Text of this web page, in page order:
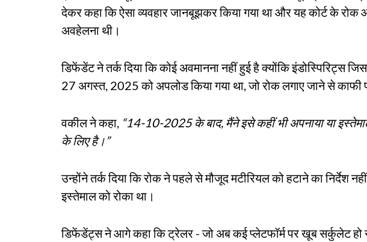
देकर कहा कि ऐसा व्यवहार जानबूझकर किया गया था और यह कोर्ट के
अवहेलना थी।
डिफेंडेंट ने तर्क दिया कि कोई अवमानना ​​नहीं हुई है क्योंकि इंडोस्पिरिट्स
27 अगस्त, 2025 को अपलोड किया गया था, जो रोक लगाए जाने से काफी
वकील ने कहा, “14-10-2025 के बाद, मैंने इसे कहीं भी अपनाया या
के लिए है।”
उन्होंने तर्क दिया कि रोक ने पहले से मौजूद मटीरियल को हटाने का निर्देश
इस्तेमाल को रोका था।
डिफेंडेंट्स ने आगे कहा कि ट्रेलर - जो अब कई प्लेटफॉर्म पर खूब सर्कुलेट हो